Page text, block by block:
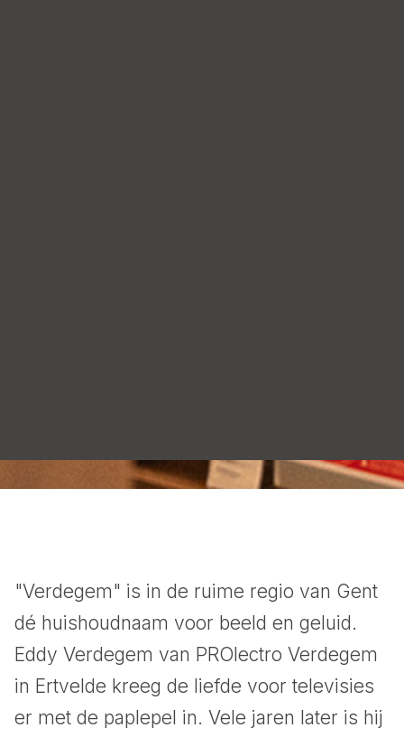
"Verdegem" is in de ruime regio van Gent
dé huishoudnaam voor beeld en geluid.
Eddy Verdegem van PROlectro Verdegem
in Ertvelde kreeg de liefde voor televisies
er met de paplepel in. Vele jaren later is hij